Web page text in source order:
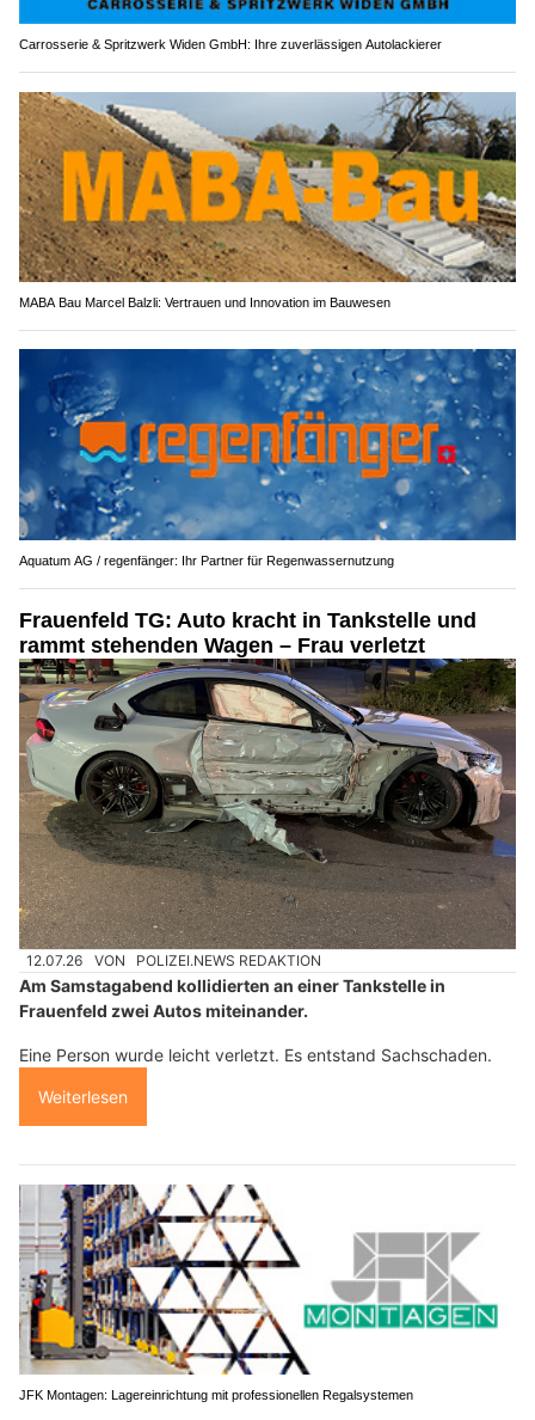
Carrosserie & Spritzwerk Widen GmbH: Ihre zuverlässigen Autolackierer
MABA Bau Marcel Balzli: Vertrauen und Innovation im Bauwesen
Aquatum AG / regenfänger: Ihr Partner für Regenwassernutzung
Frauenfeld TG: Auto kracht in Tankstelle und
rammt stehenden Wagen – Frau verletzt
12.07.26 VON POLIZEI.NEWS REDAKTION
Am Samstagabend kollidierten an einer Tankstelle in
Frauenfeld zwei Autos miteinander.
Eine Person wurde leicht verletzt. Es entstand Sachschaden.
Weiterlesen
JFK Montagen: Lagereinrichtung mit professionellen Regalsystemen